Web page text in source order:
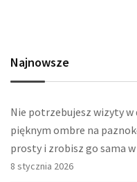
Najnowsze
Nie potrzebujesz wizyty w
pięknym ombre na
prosty i zrobisz go sama
8 stycznia 2026